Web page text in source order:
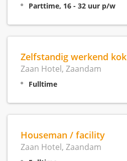
Parttime, 16 - 32 uur p/w
Zelfstandig werkend kok
Zaan Hotel, Zaandam
Fulltime
Houseman / facility
Zaan Hotel, Zaandam